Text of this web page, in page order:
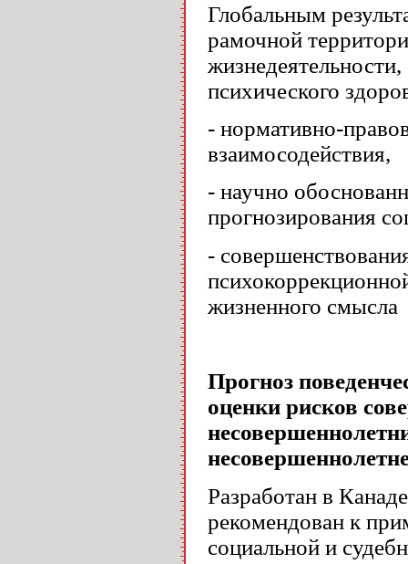
Глобальным
рамочной
психического
- нормативно-
взаимосодействия,
- научно
прогнозирования
-
жизненного смысла
Прогноз
оценки рисков
Разработан в
рекомендован к
социальной и